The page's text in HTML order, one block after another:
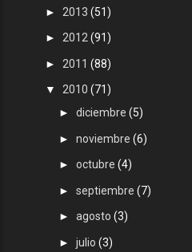
► 2013(51)
► 2012(91)
► 2011(88)
▼ 2010(71)
►diciembre(5)
►noviembre(6)
►octubre(4)
►septiembre(7)
►agosto(3)
►julio(3)